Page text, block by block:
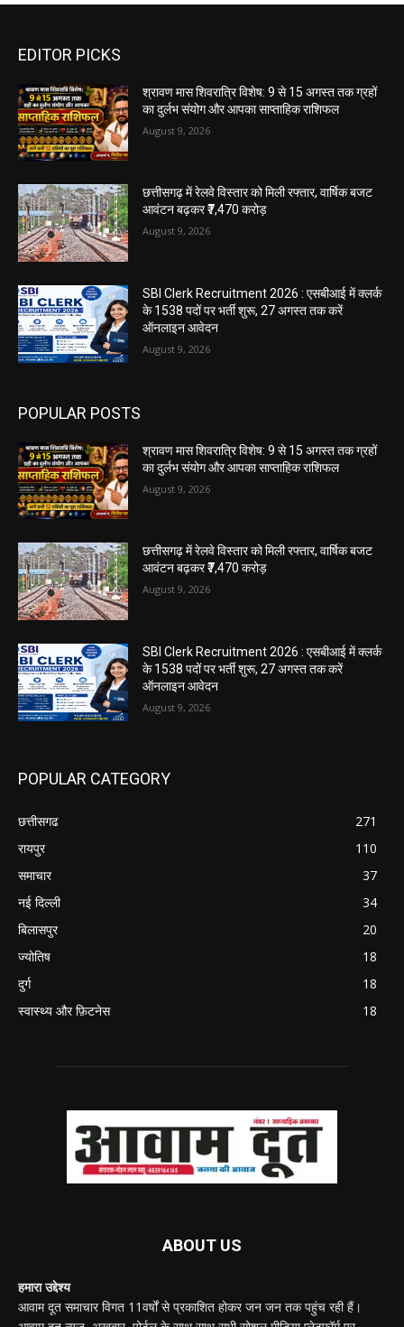
EDITOR PICKS
श्रावण मास शिवरात्रि विशेष: 9 से 15 अगस्त तक ग्रहों
का दुर्लभ संयोग और आपका साप्ताहिक राशिफल
August 9, 2026
छत्तीसगढ़ में रेलवे विस्तार को मिली रफ्तार, वार्षिक बजट
आवंटन बढ़कर ₹7,470 करोड़
August 9, 2026
SBI Clerk Recruitment 2026 : एसबीआई में क्लर्क
के 1538 पदों पर भर्ती शुरू, 27 अगस्त तक करें
ऑनलाइन आवेदन
August 9, 2026
POPULAR POSTS
श्रावण मास शिवरात्रि विशेष: 9 से 15 अगस्त तक ग्रहों
का दुर्लभ संयोग और आपका साप्ताहिक राशिफल
August 9, 2026
छत्तीसगढ़ में रेलवे विस्तार को मिली रफ्तार, वार्षिक बजट
आवंटन बढ़कर ₹7,470 करोड़
August 9, 2026
SBI Clerk Recruitment 2026 : एसबीआई में क्लर्क
के 1538 पदों पर भर्ती शुरू, 27 अगस्त तक करें
ऑनलाइन आवेदन
August 9, 2026
POPULAR CATEGORY
छत्तीसगढ
271
रायपुर
110
समाचार
37
नई दिल्ली
34
बिलासपुर
20
ज्योतिष
18
दुर्ग
18
स्वास्थ्य और फ़िटनेस
18
ABOUT US
हमारा उद्देश्य
आवाम दूत समाचार विगत 11वर्षों से प्रकाशित होकर जन जन तक पहुंच रही हैं।